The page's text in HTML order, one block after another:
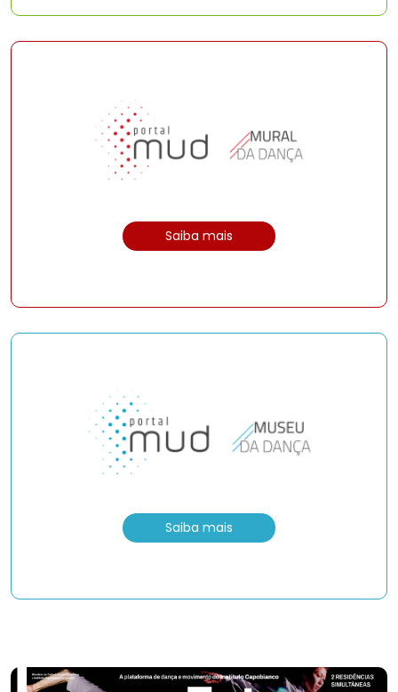
Saiba mais
Saiba mais